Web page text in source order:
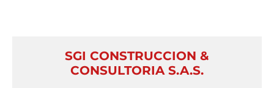
SGI CONSTRUCCION &
CONSULTORIA S.A.S.